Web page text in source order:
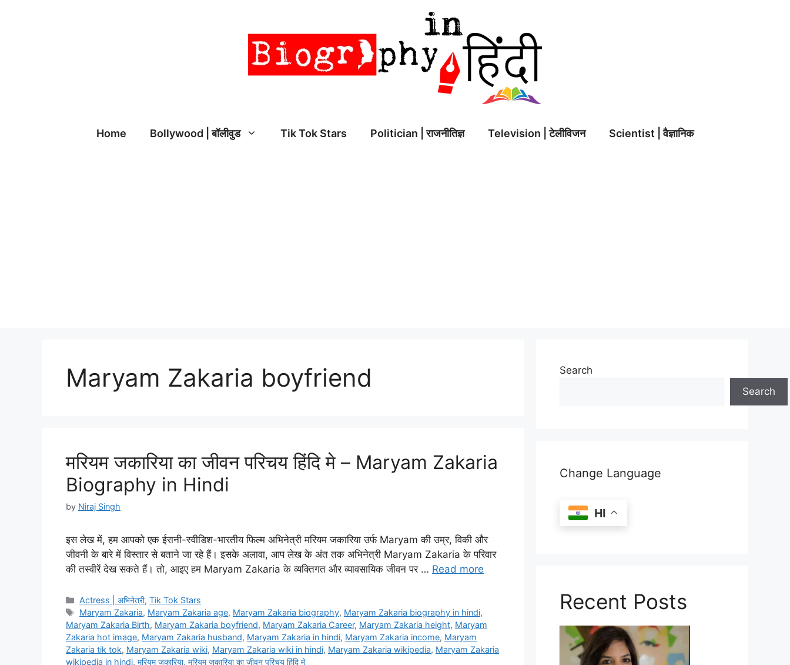
Home Bollywood | बॉलीवुड Tik Tok Stars Politician | राजनीतिज्ञ Television | टेलीविजन Scientist | वैज्ञानिक
Maryam Zakaria boyfriend
मरियम जकारिया का जीवन परिचय हिंदि मे – Maryam Zakaria
Biography in Hindi
by Niraj Singh
इस लेख में, हम आपको एक ईरानी-स्वीडिश-भारतीय फिल्म अभिनेत्री मरियम जकारिया उर्फ Maryam की उम्र, विकी और
जीवनी के बारे में विस्तार से बताने जा रहे हैं। इसके अलावा, आप लेख के अंत तक अभिनेत्री Maryam Zakaria के परिवार
की तस्वीरें देख सकते हैं। तो, आइए हम Maryam Zakaria के व्यक्तिगत और व्यावसायिक जीवन पर … Read more
Categories
Actress | अभिनेत्री,Tik Tok Stars
Tags
Maryam Zakaria, Maryam Zakaria age, Maryam Zakaria biography, Maryam Zakaria biography in hindi,
Maryam Zakaria Birth, Maryam Zakaria boyfriend, Maryam Zakaria Career, Maryam Zakaria height, Maryam
Zakaria hot image, Maryam Zakaria husband, Maryam Zakaria in hindi, Maryam Zakaria income, Maryam
Zakaria tik tok, Maryam Zakaria wiki, Maryam Zakaria wiki in hindi, Maryam Zakaria wikipedia, Maryam Zakaria
wikipedia in hindi, मरियम जकारिया, मरियम जकारिया का जीवन परिचय हिंदि मे
Search
Search
Change Language
HI
Recent Posts